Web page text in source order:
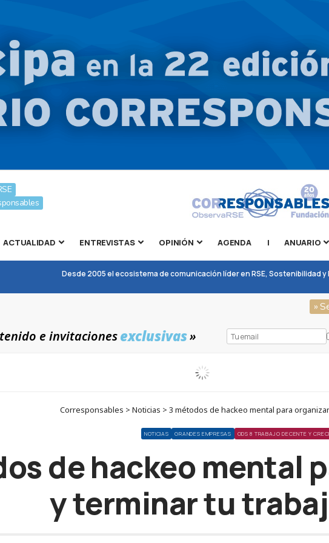
ACTUALIDAD ENTREVISTAS OPINIÓN AGENDA | ANUARIO
Desde 2005 el ecosistema de comunicación líder en RSE, Sostenibilidad y
»
e invitacionesexclusivas»
Corresponsables > Noticias > 3 métodos de hackeo mental para
NOTICIAS GRANDES EMPRESAS ODS 8 TRABAJO DECENTE Y
de hackeo mental
y terminar tu